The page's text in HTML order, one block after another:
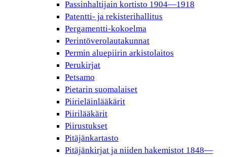
Passinhaltijain kortisto 1904—1918
Patentti- ja rekisterihallitus
Pergamentti-kokoelma
Perintöverolautakunnat
Permin aluepiirin arkistolaitos
Perukirjat
Petsamo
Pietarin suomalaiset
Piirieläinlääkärit
Piirilääkärit
Piirustukset
Pitäjänkartasto
Pitäjänkirjat ja niiden hakemistot 1848—